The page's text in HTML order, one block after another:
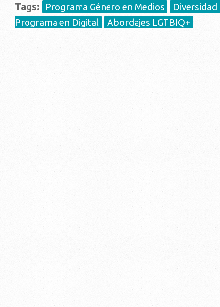
Tags: Programa Género en Medios
Diversidad
Programa en Digital
Abordajes LGTBIQ+